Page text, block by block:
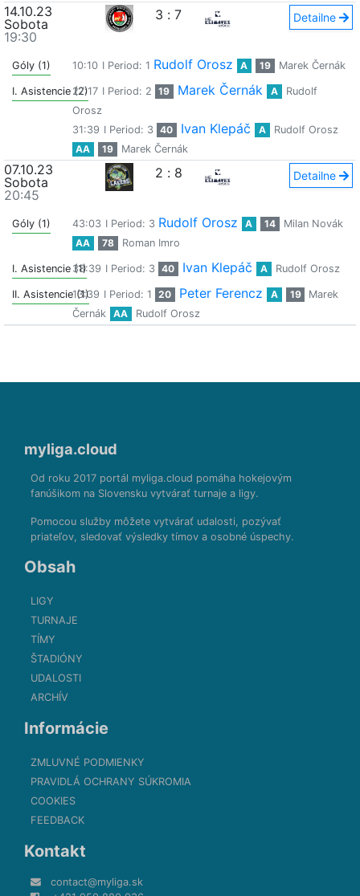
14.10.23
Sobota
19:30
3 : 7 Detailne
Góly (1) 10:10 I Period: 1 Rudolf Orosz A 19 Marek Černák
I. Asistencie (2)
27:17 I Period: 2 19 Marek Černák A
Rudolf
Orosz
31:39 I Period: 3 40 Ivan Klepáč A
Rudolf Orosz
AA
19 Marek Černák
07.10.23
Sobota
20:45
2 : 8 Detailne
Góly (1) 43:03 I Period: 3 Rudolf Orosz A 14
Milan Novák
AA
78 Roman Imro
I. Asistencie (1)38:39 I Period: 3 40 Ivan Klepáč A Rudolf Orosz
II. Asistencie (1)
13:39 I Period: 1 20 Peter Ferencz A 19
Marek
Černák
AA Rudolf Orosz
myliga.cloud
Od roku 2017 portál myliga.cloud pomáha hokejovým
fanúšikom na Slovensku vytvárať turnaje a ligy.
Pomocou služby môžete vytvárať udalosti, pozývať
priateľov, sledovať výsledky tímov a osobné úspechy.
Obsah
LIGY
TURNAJE
TÍMY
ŠTADIÓNY
UDALOSTI
ARCHÍV
Informácie
ZMLUVNÉ PODMIENKY
PRAVIDLÁ OCHRANY SÚKROMIA
COOKIES
FEEDBACK
Kontakt
contact@myliga.sk